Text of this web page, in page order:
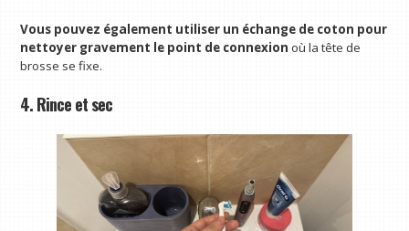
Vous pouvez également utiliser un échange de coton pour
nettoyer gravement le point de connexionoù la tête de
brosse se fixe.
4. Rince et sec